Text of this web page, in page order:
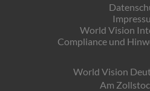
World Vision
Compliance und
World Vision
Am